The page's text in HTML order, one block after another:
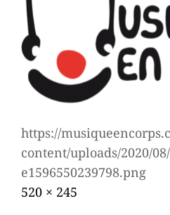
https://
content/uploads/2020/
e1596550239798.png
Posted
août
Full
520 × 245